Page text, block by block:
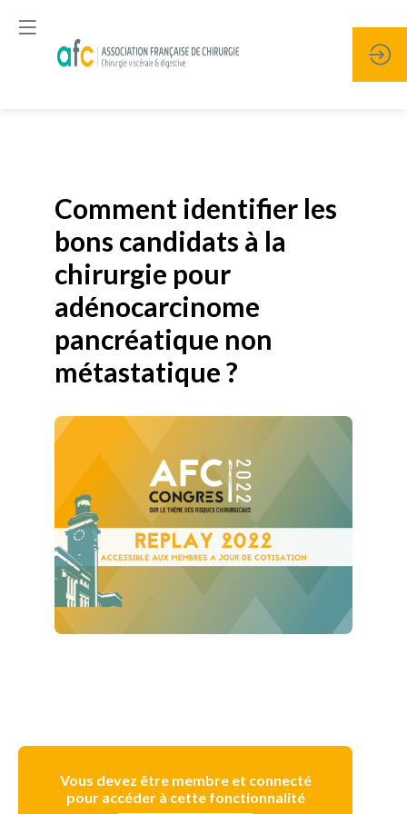
Comment identifier les
bons candidats à la
chirurgie pour
adénocarcinome
pancréatique non
métastatique ?
Vous devez être membre et connecté
pour accéder à cette fonctionnalité